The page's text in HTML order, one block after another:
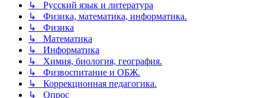
↳ Русский язык и литература
↳ Физика, математика, информатика.
↳ Физика
↳ Математика
↳ Информатика
↳ Химия, биология, география.
↳ Физвоспитание и ОБЖ.
↳ Коррекционная педагогика.
↳ Опрос